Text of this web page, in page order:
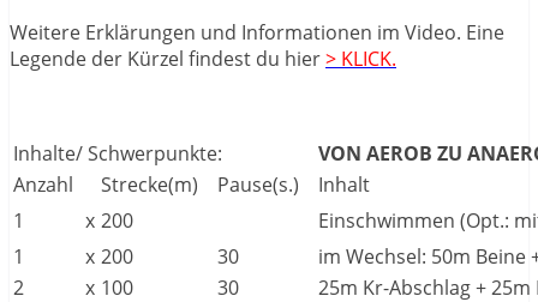
Weitere Erklärungen und Informationen im Video. Eine
Legende der Kürzel findest du hier> KLICK.
Inhalte/ Schwerpunkte:
VON AEROB ZU
Anzahl
Strecke(m) Pause(s.)
Inhalt
1
x 200
Einschwimmen (Opt.:
1
x 200 30
im Wechsel: 50m Beine
2
x 100 30
25m Kr-Abschlag + 25m